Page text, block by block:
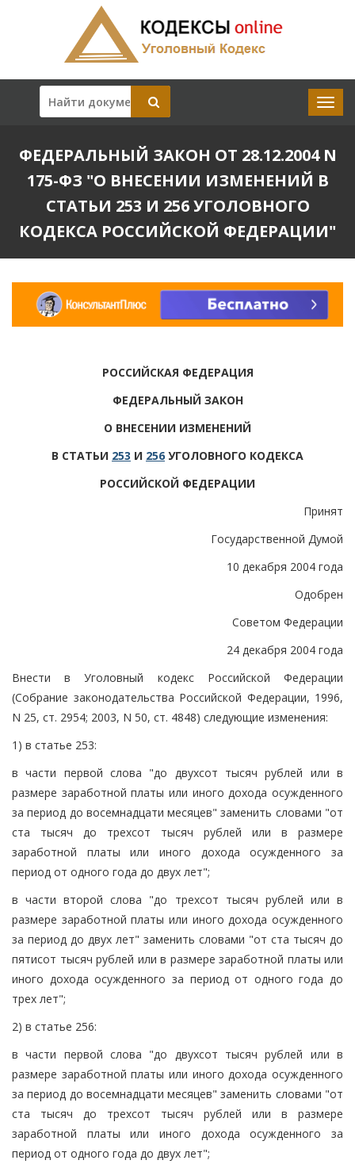
ФЕДЕРАЛЬНЫЙ ЗАКОН ОТ 28.12.2004 N
175-ФЗ "О ВНЕСЕНИИ ИЗМЕНЕНИЙ В
СТАТЬИ 253 И 256 УГОЛОВНОГО
КОДЕКСА РОССИЙСКОЙ ФЕДЕРАЦИИ"
РОССИЙСКАЯ ФЕДЕРАЦИЯ
ФЕДЕРАЛЬНЫЙ ЗАКОН
О ВНЕСЕНИИ ИЗМЕНЕНИЙ
В СТАТЬИ 253 И 256 УГОЛОВНОГО КОДЕКСА
РОССИЙСКОЙ ФЕДЕРАЦИИ
Принят
Государственной Думой
10 декабря 2004 года
Одобрен
Советом Федерации
24 декабря 2004 года
Внести в Уголовный кодекс Российской Федерации
(Собрание законодательства Российской Федерации, 1996,
N 25, ст. 2954; 2003, N 50, ст. 4848) следующие изменения:
1) в статье 253:
в части первой слова "до двухсот тысяч рублей или в
размере заработной платы или иного дохода осужденного
за период до восемнадцати месяцев" заменить словами "от
ста тысяч до трехсот тысяч рублей или в размере
заработной платы или иного дохода осужденного за
период от одного года до двух лет";
в части второй слова "до трехсот тысяч рублей или в
размере заработной платы или иного дохода осужденного
за период до двух лет" заменить словами "от ста тысяч до
пятисот тысяч рублей или в размере заработной платы или
иного дохода осужденного за период от одного года до
трех лет";
2) в статье 256:
в части первой слова "до двухсот тысяч рублей или в
размере заработной платы или иного дохода осужденного
за период до восемнадцати месяцев" заменить словами "от
ста тысяч до трехсот тысяч рублей или в размере
заработной платы или иного дохода осужденного за
период от одного года до двух лет";